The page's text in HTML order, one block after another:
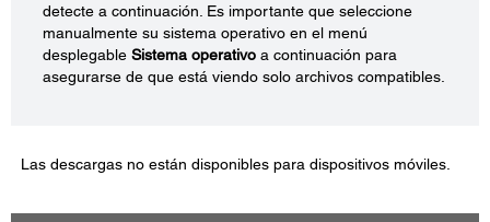
detecte a continuación. Es importante que seleccione
manualmente su sistema operativo en el menú
desplegable Sistema operativo a continuación para
asegurarse de que está viendo solo archivos compatibles.
Las descargas no están disponibles para dispositivos móviles.